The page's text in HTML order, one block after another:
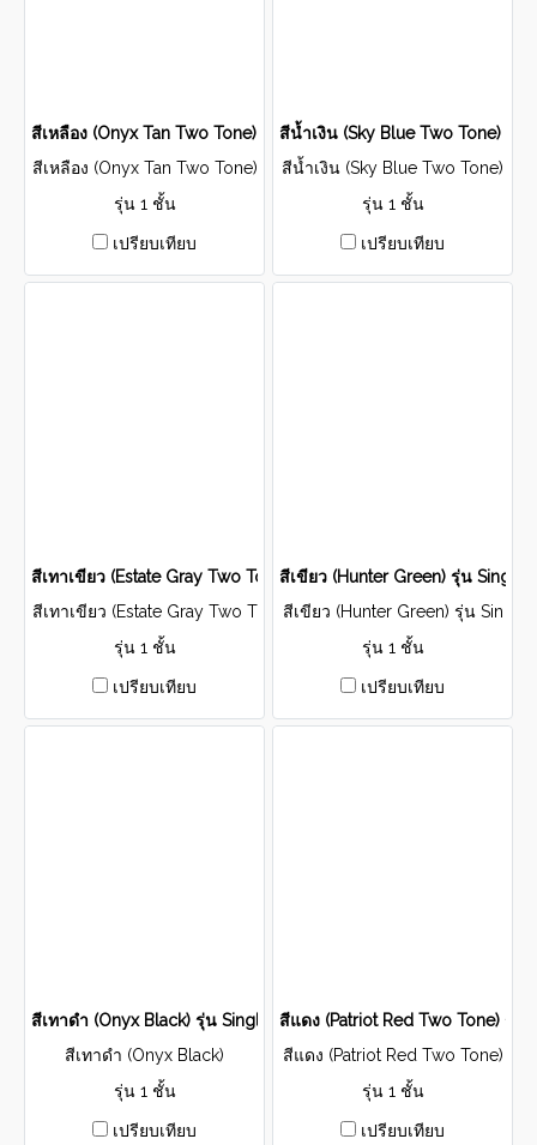
สีเหลือง (Onyx Tan Two Tone) รุ่น Single Layer
สีเหลือง (Onyx Tan Two Tone)
รุ่น Single Layer
รุ่น 1 ชั้น
เปรียบเทียบ
สีน้ำเงิน (Sky Blue Two Tone) รุ่น
สีน้ำเงิน (Sky Blue Two Tone)
รุ่น Single Layer
รุ่น 1 ชั้น
เปรียบเทียบ
สีเทาเขียว (Estate Gray Two Tone) รุ่น Single Layer
สีเทาเขียว (Estate Gray Two T
one) รุ่น Single Layer
รุ่น 1 ชั้น
เปรียบเทียบ
สีเขียว (Hunter Green) รุ่น Single
สีเขียว (Hunter Green) รุ่น Sin
gle Layer
รุ่น 1 ชั้น
เปรียบเทียบ
สีเทาดำ (Onyx Black) รุ่น Single Layer
สีเทาดำ (Onyx Black)
รุ่น 1 ชั้น
เปรียบเทียบ
สีแดง (Patriot Red Two Tone) รุ่น
สีแดง (Patriot Red Two Tone)
รุ่น Single Layer
รุ่น 1 ชั้น
เปรียบเทียบ